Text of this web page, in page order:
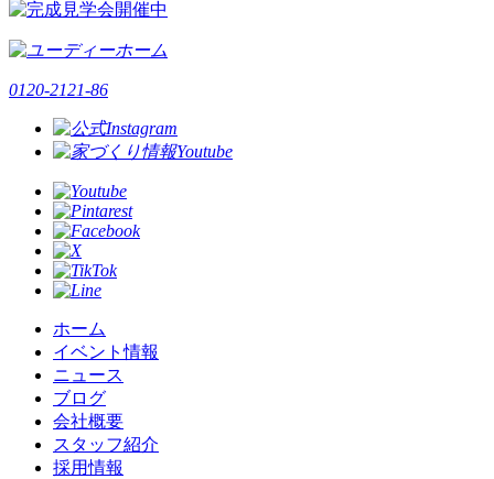
0120-2121-86
ホーム
イベント情報
ニュース
ブログ
会社概要
スタッフ紹介
採用情報